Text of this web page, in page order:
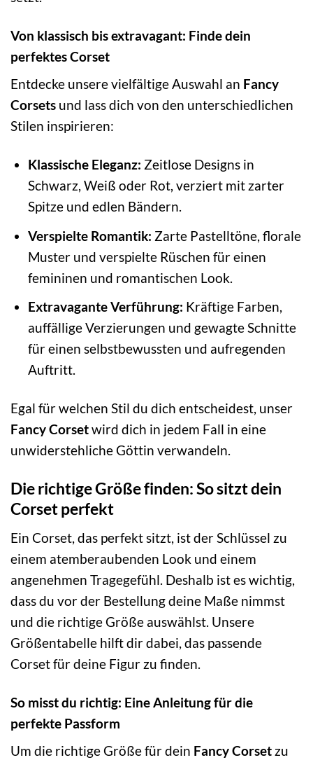
Von klassisch bis extravagant: Finde dein
perfektes Corset
Entdecke unsere vielfältige Auswahl an Fancy
Corsets und lass dich von den unterschiedlichen
Stilen inspirieren:
Klassische Eleganz: Zeitlose Designs in
Schwarz, Weiß oder Rot, verziert mit zarter
Spitze und edlen Bändern.
Verspielte Romantik: Zarte Pastelltöne, florale
Muster und verspielte Rüschen für einen
femininen und romantischen Look.
Extravagante Verführung: Kräftige Farben,
auffällige Verzierungen und gewagte Schnitte
für einen selbstbewussten und aufregenden
Auftritt.
Egal für welchen Stil du dich entscheidest, unser
Fancy Corsetwird dich in jedem Fall in eine
unwiderstehliche Göttin verwandeln.
Die richtige Größe finden: So sitzt dein
Corset perfekt
Ein Corset, das perfekt sitzt, ist der Schlüssel zu
einem atemberaubenden Look und einem
angenehmen Tragegefühl. Deshalb ist es wichtig,
dass du vor der Bestellung deine Maße nimmst
und die richtige Größe auswählst. Unsere
Größentabelle hilft dir dabei, das passende
Corset für deine Figur zu finden.
So misst du richtig: Eine Anleitung für die
perfekte Passform
Um die richtige Größe für dein Fancy Corset zu